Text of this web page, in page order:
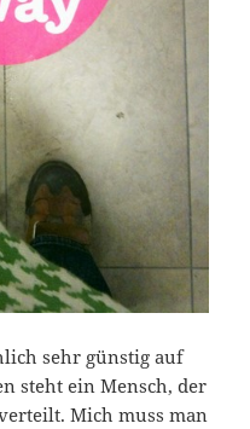
sehr günstig auf
steht ein Mensch, der
Mich muss man